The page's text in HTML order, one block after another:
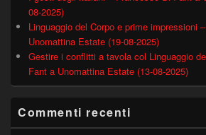
08-2025)
Linguaggio del Corpo e prime impressioni
Unomattina Estate (19-08-2025)
Gestire i conflitti a tavola col Linguaggio
Fant a Unomattina Estate (13-08-2025)
Commenti recenti